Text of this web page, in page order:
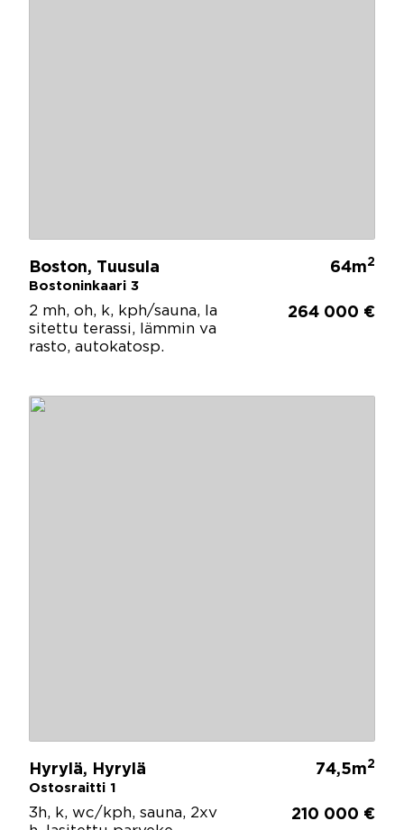
Boston, Tuusula
Bostoninkaari 3
64m2
2 mh, oh, k, kph/sauna, la
sitettu terassi, lämmin va
rasto, autokatosp.
264 000 €
Hyrylä, Hyrylä
Ostosraitti 1
74,5m2
3h, k, wc/kph, sauna, 2xv
210 000 €